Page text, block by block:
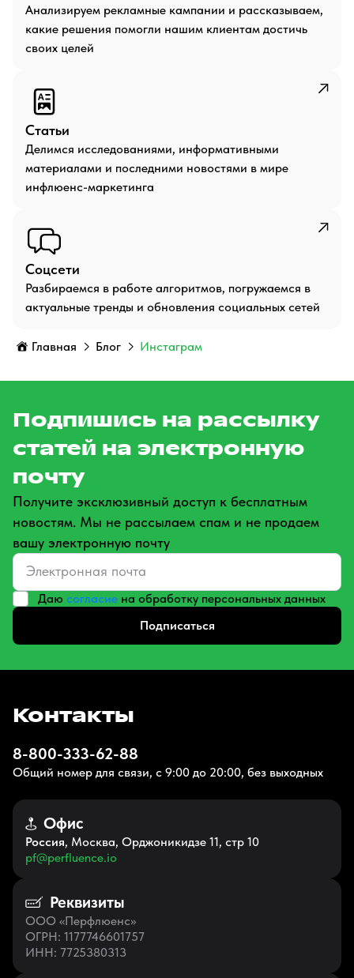
Анализируем рекламные кампании и рассказываем,
какие решения помогли нашим клиентам достичь
своих целей
Статьи
Делимся исследованиями, информативными
материалами и последними новостями в мире
инфлюенс-маркетинга
Соцсети
Разбираемся в работе алгоритмов, погружаемся в
актуальные тренды и обновления социальных сетей
Главная Блог Инстаграм
Подпишись на рассылку
статей на электронную
почту
Получите эксклюзивный доступ к бесплатным
новостям. Мы не рассылаем спам и не продаем
вашу электронную почту
Даю согласие на обработку персональных данных
Подписаться
Контакты
8-800-333-62-88
Общий номер для связи, с 9:00 до 20:00, без выходных
Офис
Россия, Москва, Орджоникидзе 11, стр 10
pf@perfluence.io
Реквизиты
ООО «Перфлюенс»
ОГРН: 1177746601757
ИНН: 7725380313